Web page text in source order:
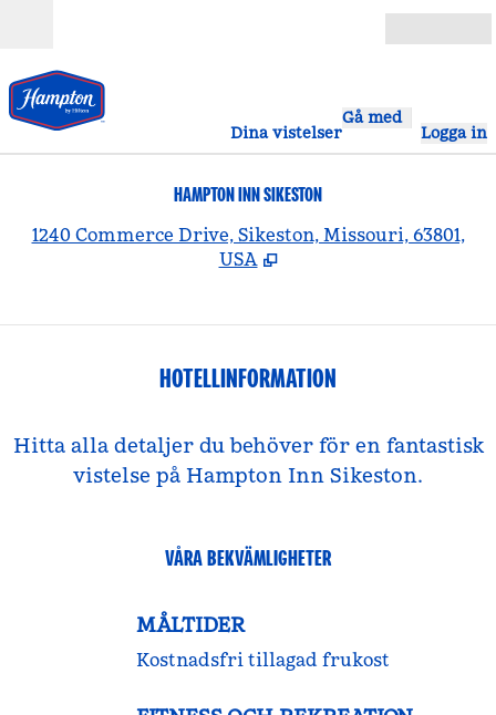
Dina vistelser
Gå med
Logga in
HAMPTON INN SIKESTON
1240 Commerce Drive, Sikeston, Missouri, 63801,
USA
HOTELLINFORMATION
Hitta alla detaljer du behöver för en fantastisk
vistelse på Hampton Inn Sikeston.
VÅRA BEKVÄMLIGHETER
MÅLTIDER
Kostnadsfri tillagad frukost